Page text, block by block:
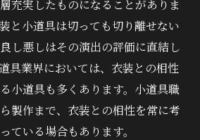
充実したものになることがありま
と小道具は切っても切り離せない
し悪しはその演出の評価に直結し
具業界においては、衣装との相性
小道具も多くあります。小道具職
製作まで、衣装との相性を常に考
ている場合もあります。